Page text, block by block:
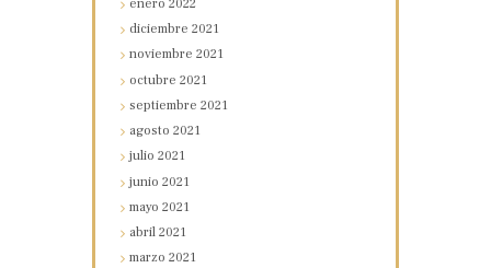
enero2022
diciembre2021
noviembre2021
octubre2021
septiembre2021
agosto2021
julio2021
junio2021
mayo2021
abril2021
marzo2021